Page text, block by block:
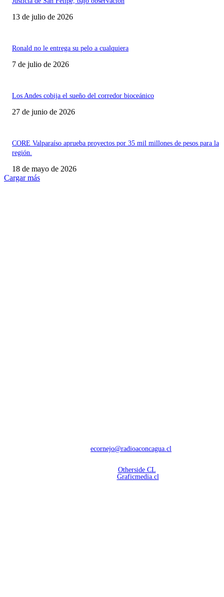
13 de julio de 2026
Ronald no le entrega su pelo a cualquiera
7 de julio de 2026
Los Andes cobija el sueño del corredor bioceánico
27 de junio de 2026
CORE Valparaíso aprueba proyectos por 35 mil millones de pesos para la
región.
18 de mayo de 2026
Cargar más
ecornejo@radioaconcagua.cl
Otherside CL
Graficmedia.cl